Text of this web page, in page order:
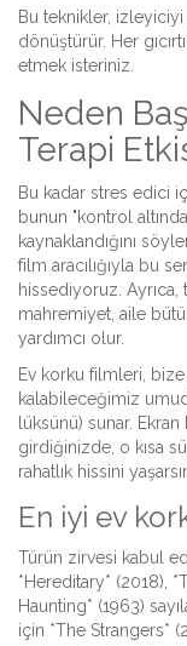
Bu teknikler,
dönüştürür. Her
etmek isteriniz.
Neden
Terapi
Bu kadar stres edici
bunun "kontrol
kaynaklandığını
film aracılığıyla bu
hissediyoruz. Ayrıca,
mahremiyet, aile
yardımcı olur.
Ev korku filmleri, bize
kalabileceğimiz
lüksünü) sunar. Ekran
girdiğinizde, o kısa
rahatlık hissini
En iyi ev
Türün zirvesi kabul
*Hereditary* (2018),
Haunting* (1963)
için *The Strangers*